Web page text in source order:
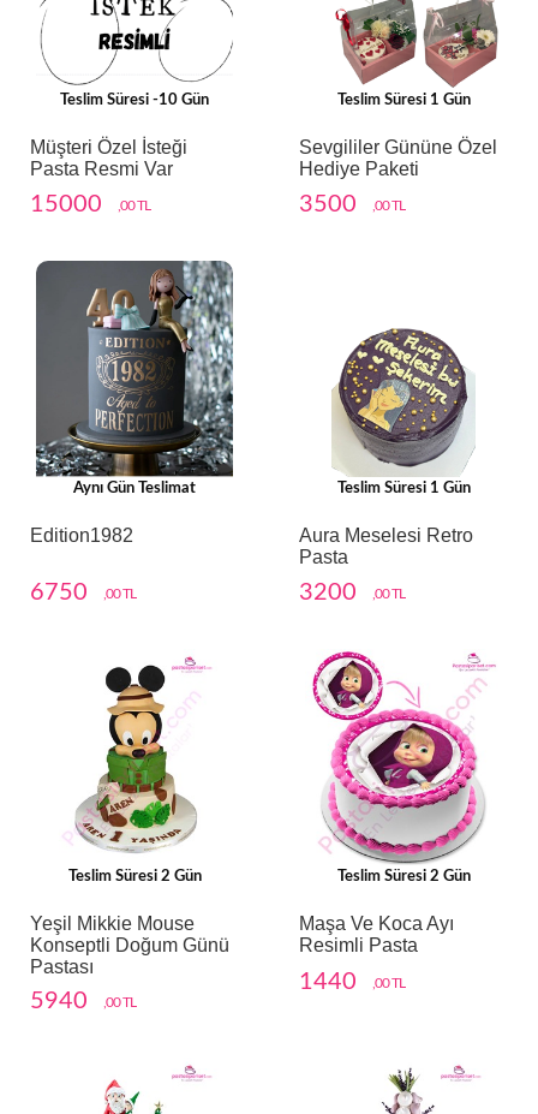
Teslim Süresi -10 Gün
Müşteri Özel İsteği
Pasta Resmi Var
15000 ,00 TL
Teslim Süresi 1 Gün
Sevgililer Gününe Özel
Hediye Paketi
3500 ,00 TL
Aynı Gün Teslimat
Edition1982
6750 ,00 TL
Teslim Süresi 1 Gün
Aura Meselesi Retro
Pasta
3200 ,00 TL
Teslim Süresi 2 Gün
Yeşil Mikkie Mouse
Konseptli Doğum Günü
Pastası
5940 ,00 TL
Teslim Süresi 2 Gün
Maşa Ve Koca Ayı
Resimli Pasta
1440 ,00 TL